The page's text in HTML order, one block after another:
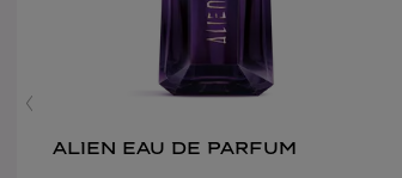
alien eau de parfum